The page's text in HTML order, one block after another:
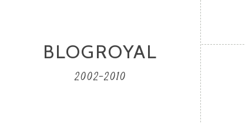
BLOGROYAL
2002-2010